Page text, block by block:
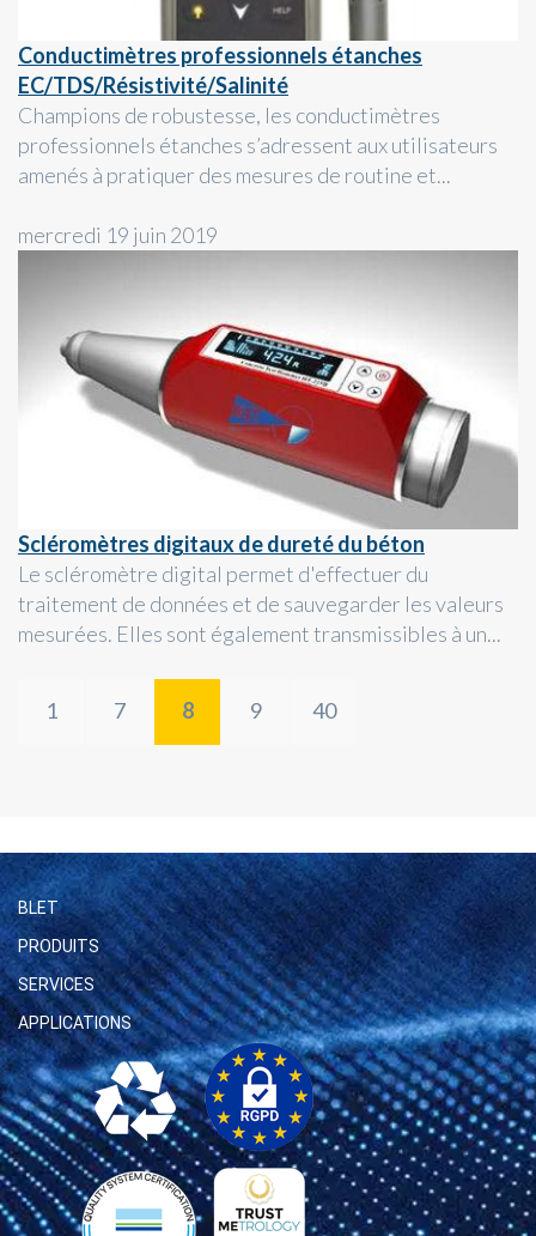
Conductimètres professionnels étanches
EC/TDS/Résistivité/Salinité
Champions de robustesse, les conductimètres
professionnels étanches s’adressent aux utilisateurs
amenés à pratiquer des mesures de routine et...
mercredi 19 juin 2019
Scléromètres digitaux de dureté du béton
Le scléromètre digital permet d'effectuer du
traitement de données et de sauvegarder les valeurs
mesurées. Elles sont également transmissibles à un...
1 7 8 9 40
BLET
PRODUITS
SERVICES
APPLICATIONS